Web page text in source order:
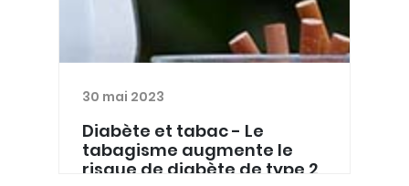
30 mai 2023
Diabète et tabac - Le
tabagisme augmente le
risque de diabète de type 2